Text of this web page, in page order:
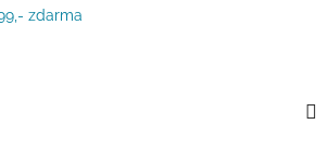
zdarma